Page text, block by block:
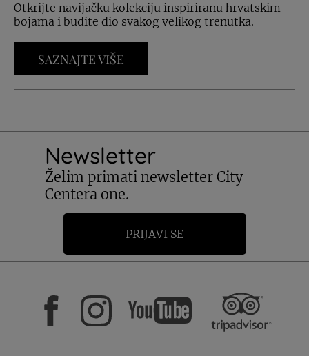
Otkrijte navijačku kolekciju inspiriranu hrvatskim
bojama i budite dio svakog velikog trenutka.
SAZNAJTE VIŠE
Newsletter
Želim primati newsletter City
Centera one.
PRIJAVI SE